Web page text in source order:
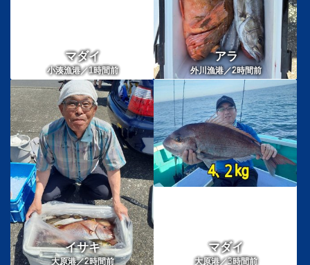
マダイ
小湊漁港／1時間前
アラ
外川漁港／2時間前
イサキ
大原港／2時間前
マダイ
大原港／3時間前